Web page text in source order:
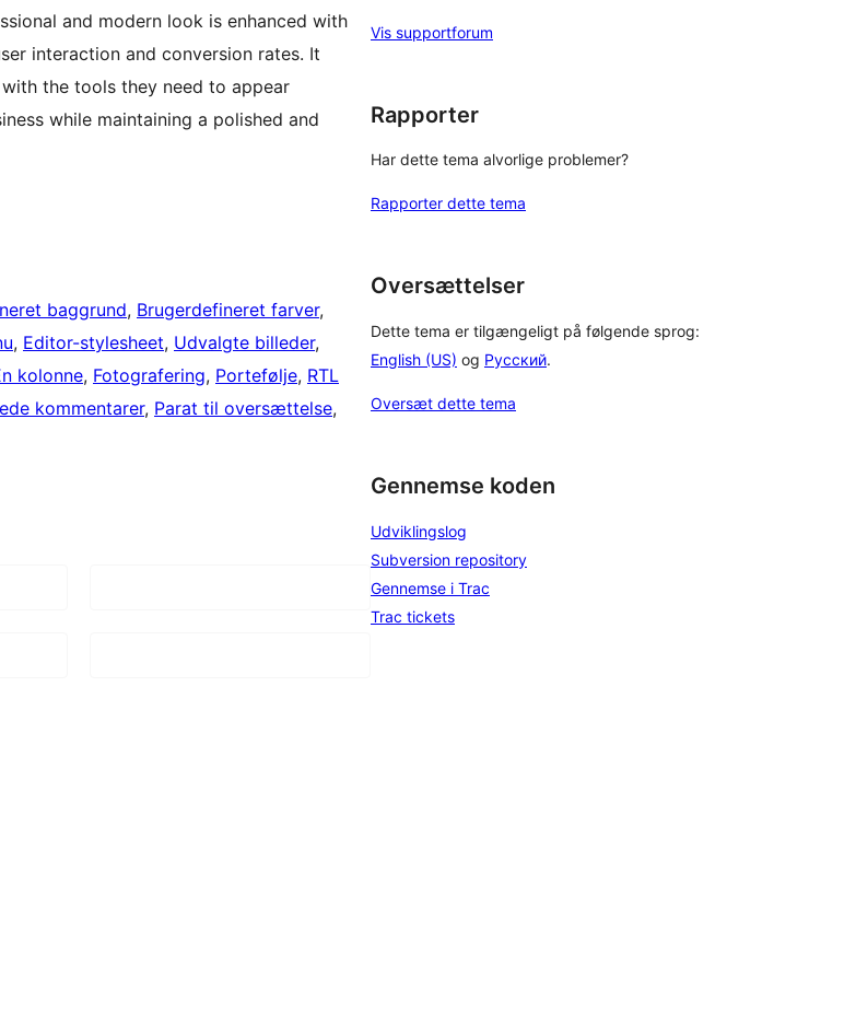
and modern look is enhanced with
interaction and conversion rates. It
the tools they need to appear
while maintaining a polished and
baggrund, Brugerdefineret farver
, Editor-stylesheet, Udvalgte billeder
kolonne, Fotografering, Portefølje, RTL
kommentarer, Parat til oversættelse
Vis supportforum
Rapporter
Har dette tema alvorlige problemer?
Rapporter dette tema
Oversættelser
Dette tema er tilgængeligt på følgende sprog:
English (US) og Русский.
Oversæt dette tema
Gennemse koden
Udviklingslog
Subversion repository
Gennemse i Trac
Trac tickets